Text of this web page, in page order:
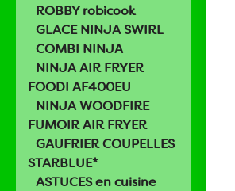
ROBBY robicook
GLACE NINJA SWIRL
COMBI NINJA
NINJA AIR FRYER
FOODI AF400EU
NINJA WOODFIRE
FUMOIR AIR FRYER
GAUFRIER COUPELLES
STARBLUE*
ASTUCES en cuisine